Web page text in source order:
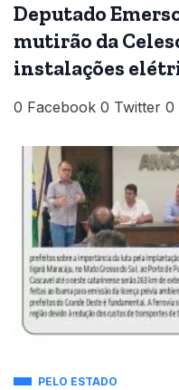
Deputado
mutirão da
instalações
0 Facebook 0 Twitter 0
PELO ESTADO